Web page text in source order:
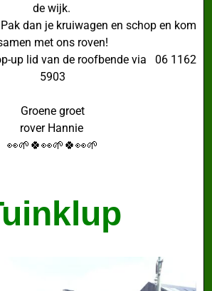
de wijk.
dan je kruiwagen en schop en kom
met ons roven!
up lid van de roofbende via 06 1162
5903
Groene groet
rover Hannie
👀🌱🍀👀🌱🍀👀🌱